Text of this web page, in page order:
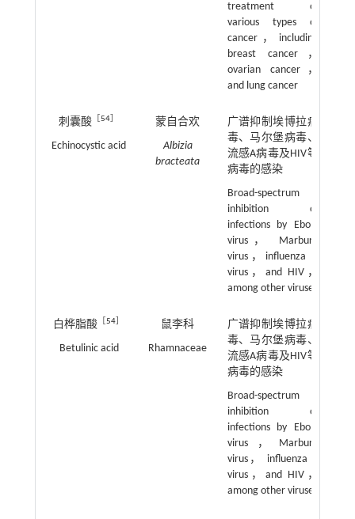
treatment of
various types of
cancer，including
breast cancer，
ovarian cancer，
and lung cancer
刺囊酸 ［54
Echinocystic acid
蒙自合欢
Albizia
bracteata
广谱抑制埃博拉病
毒、马尔堡病毒、
流感A病毒及HIV等
病毒的感染
Broad-spectrum
inhibition of
infections by Ebola
virus， Marburg
virus，influenza A
virus，and HIV，
among other viruses
白桦脂酸 ［54
Betulinic acid
鼠李科
Rhamnaceae
广谱抑制埃博拉病
毒、马尔堡病毒、
流感A病毒及HIV等
病毒的感染
Broad-spectrum
inhibition of
infections by Ebola
virus，Marburg
virus， influenza A
virus，and HIV，
among other viruses